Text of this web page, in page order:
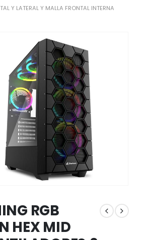
Y LATERAL Y MALLA FRONTAL INTERNA
RGB
HEX MID